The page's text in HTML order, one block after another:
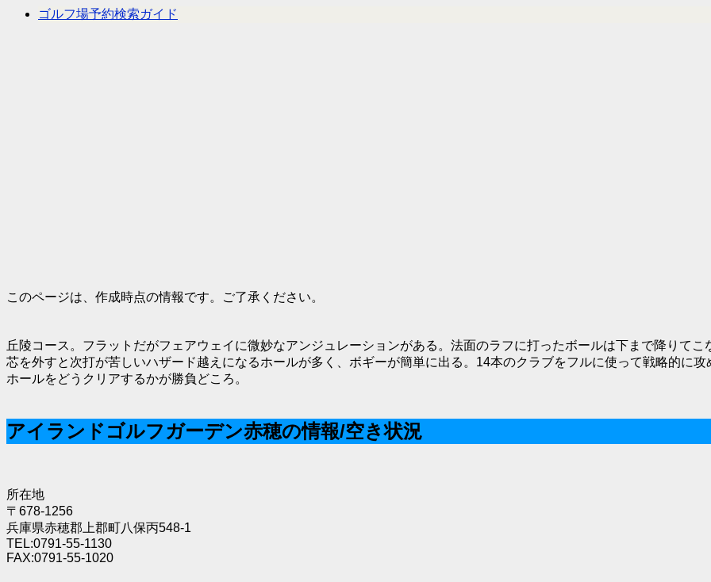
ゴルフ場予約検索ガイド
このページは、作成時点の情報です。ご了承ください。
丘陵コース。フラットだがフェアウェイに微妙なアンジュレーションがある。法面のラフに打ったボールは下まで降りて
芯を外すと次打が苦しいハザード越えになるホールが多く、ボギーが簡単に出る。14本のクラブをフルに使って戦略的に
ホールをどうクリアするかが勝負どころ。
アイランドゴルフガーデン赤穂の情報/空き状況
所在地
〒678-1256
兵庫県赤穂郡上郡町八保丙548-1
TEL:0791-55-1130
FAX:0791-55-1020